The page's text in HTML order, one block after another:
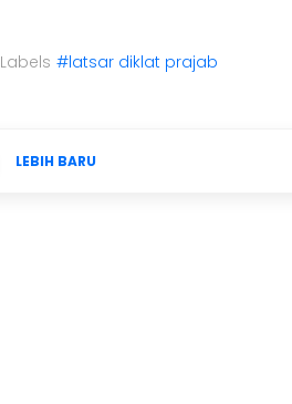
Labels #latsar diklat prajab
LEBIH BARU